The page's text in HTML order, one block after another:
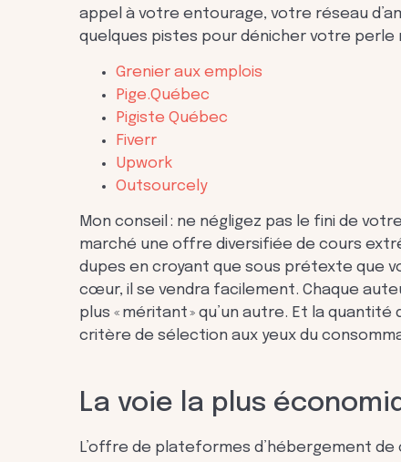
appel à votre entourage, votre réseau
quelques pistes pour dénicher votre perle
Grenier aux emplois
Pige.Québec
Pigiste Québec
Fiverr
Upwork
Outsourcely
Mon conseil : ne négligez pas le fini de
marché une offre diversifiée de cours
dupes en croyant que sous prétexte que
cœur, il se vendra facilement. Chaque
plus « méritant » qu’un autre. Et la
critère de sélection aux yeux du
La voie la plus
L’offre de plateformes d’hébergement